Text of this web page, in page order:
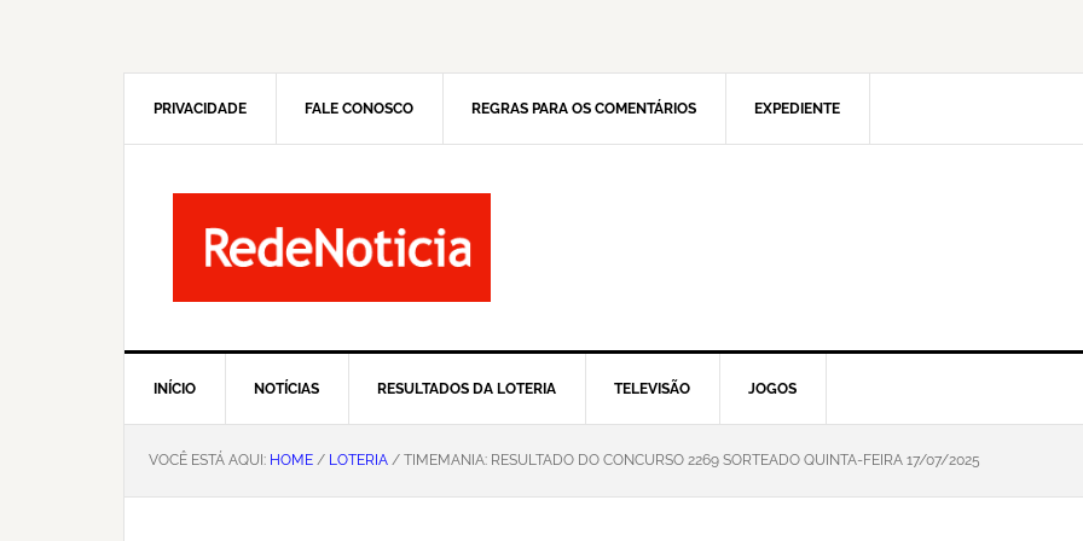
PRIVACIDADE FALE CONOSCO REGRAS PARA OS COMENTÁRIOS EXPEDIENTE
INÍCIO NOTÍCIAS RESULTADOS DA LOTERIA TELEVISÃO JOGOS
VOCÊ ESTÁ AQUI: HOME / LOTERIA / TIMEMANIA: RESULTADO DO CONCURSO 2269 SORTEADO QUINTA-FEIRA 17/07/2025